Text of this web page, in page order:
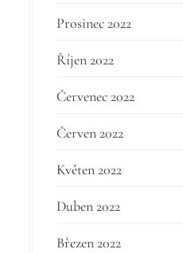
Prosinec 2022
Říjen 2022
Červenec 2022
Červen 2022
Květen 2022
Duben 2022
Březen 2022